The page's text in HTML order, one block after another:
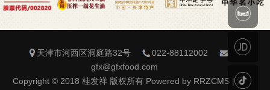
天津市河西区洞庭路32号
022-88112002
gfx@gfxfood.com
Copyright © 2018 桂发祥 版权所有 Powered by RRZCMS |津